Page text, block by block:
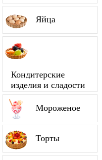
Яйца
Кондитерские
изделия и сладости
Мороженое
Торты